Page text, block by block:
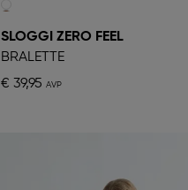
SLOGGI ZERO FEEL
BRALETTE
€ 39,95